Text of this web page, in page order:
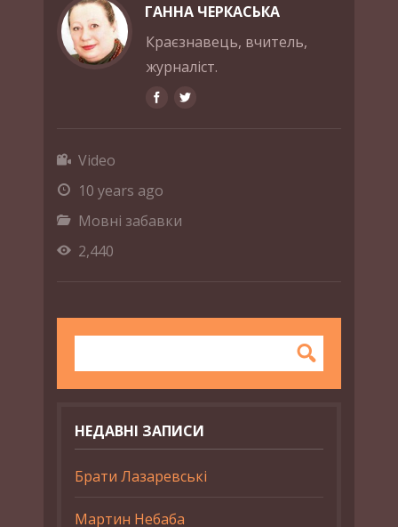
ГАННА ЧЕРКАСЬКА
Краєзнавець, вчитель,
журналіст.
Video
10 years ago
Мовні забавки
2,440
НЕДАВНІ ЗАПИСИ
Брати Лазаревські
Мартин Небаба